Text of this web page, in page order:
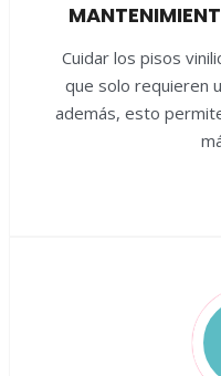
Cuidar los pisos
que solo requieren
además, esto